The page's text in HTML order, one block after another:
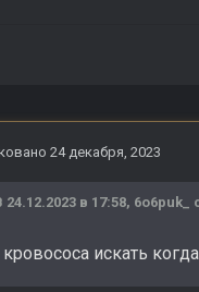
24 декабря, 2023
24.12.2023 в 17:58, 6o6puk_
кровососа искать